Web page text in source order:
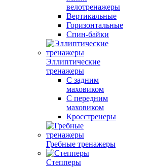
велотренажеры
Вертикальные
Горизонтальные
Спин-байки
Эллиптические
тренажеры
С задним
маховиком
С передним
маховиком
Кросстренеры
Гребные тренажеры
Степперы